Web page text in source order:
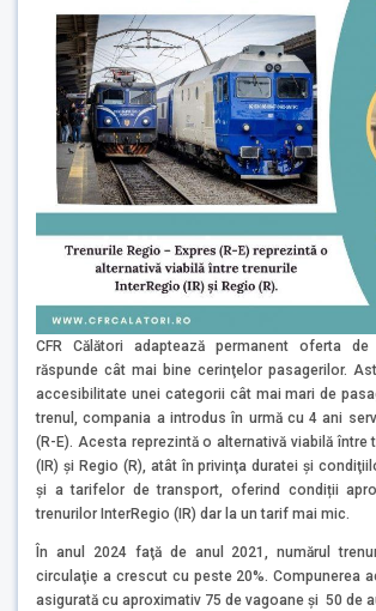
CFR Călători adaptează permanent oferta
răspunde cât mai bine cerinţelor pasagerilor.
accesibilitate unei categorii cât mai mari de
trenul, compania a introdus în urmă cu 4 ani
(R-E). Acesta reprezintă o alternativă viabilă între
(IR) şi Regio (R), atât în privinţa duratei şi
şi a tarifelor de transport, oferind condiții
trenurilor InterRegio (IR) dar la un tarif mai mic.
În anul 2024 faţă de anul 2021, numărul
circulaţie a crescut cu peste 20%. Compunerea
asigurată cu aproximativ 75 de vagoane şi 50 de